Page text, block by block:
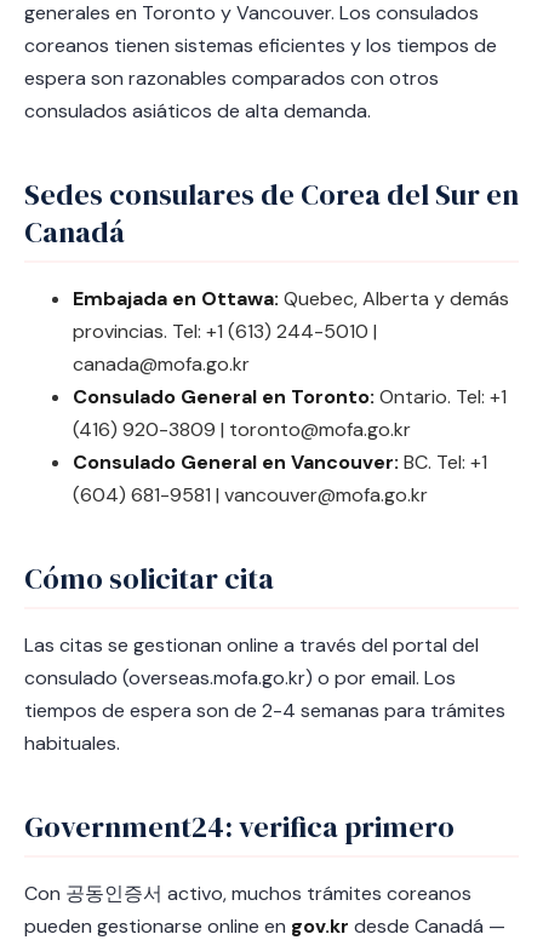
generales en Toronto y Vancouver. Los consulados
coreanos tienen sistemas eficientes y los tiempos de
espera son razonables comparados con otros
consulados asiáticos de alta demanda.
Sedes consulares de Corea del Sur en
Canadá
Embajada en Ottawa: Quebec, Alberta y demás
provincias. Tel: +1 (613) 244-5010 |
canada@mofa.go.kr
Consulado General en Toronto: Ontario. Tel: +1
(416) 920-3809 | toronto@mofa.go.kr
Consulado General en Vancouver: BC. Tel: +1
(604) 681-9581 | vancouver@mofa.go.kr
Cómo solicitar cita
Las citas se gestionan online a través del portal del
consulado (overseas.mofa.go.kr) o por email. Los
tiempos de espera son de 2-4 semanas para trámites
habituales.
Government24: verifica primero
Con 공동인증서 activo, muchos trámites coreanos
pueden gestionarse online en gov.kr desde Canadá —